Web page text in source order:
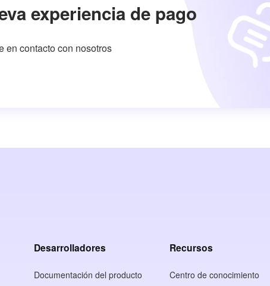
experiencia de pago
en contacto con nosotros
Desarrolladores
Documentación del producto
Recursos
Centro de conocimiento